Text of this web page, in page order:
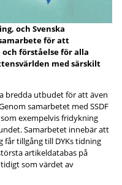
och Svenska
för att
förståelse för alla
med särskilt
bredda utbudet för att även
samarbetet med SSDF
exempelvis fridykning
Samarbetet innebär att
får tillgång till DYKs tidning
artikeldatabas på
som värdet av